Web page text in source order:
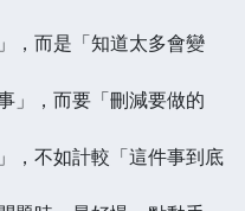
而是「知道太多會變
，而要「刪減要做的
不如計較「這件事到底